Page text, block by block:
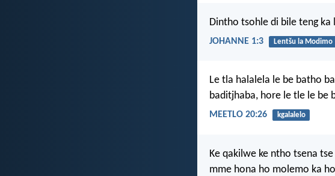
Dintho tsohle di bile teng ka
JOHANNE 1:3 Lentšu la Modimo
Le tla halalela le be batho
baditjhaba, hore le tle le be
MEETLO 20:26 kgalalelo
Ke qakilwe ke ntho tsena
mme hona ho molemo ka